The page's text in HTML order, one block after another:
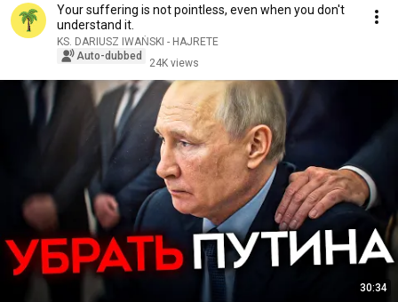
Your suffering is not pointless, even when you don't
understand it.
KS. DARIUSZ IWAŃSKI - HAJRETE
Auto-dubbed
24K views
30:34